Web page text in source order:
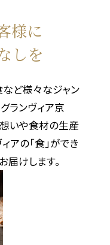
様に
しを
など様々なジャン
ランヴィア京
いや食材の生産
アの「食」ができ
けします。